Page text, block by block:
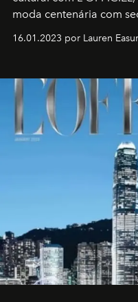
moda centenária com
16.01.2023 por Lauren